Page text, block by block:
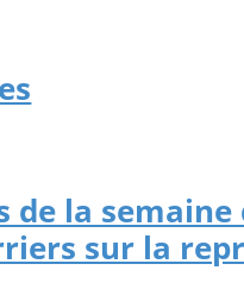
de la semaine
sur la